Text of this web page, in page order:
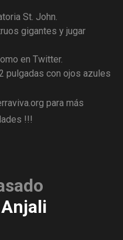
St. John.
gigantes y jugar
en Twitter.
pulgadas con ojos azules
para más
!!!